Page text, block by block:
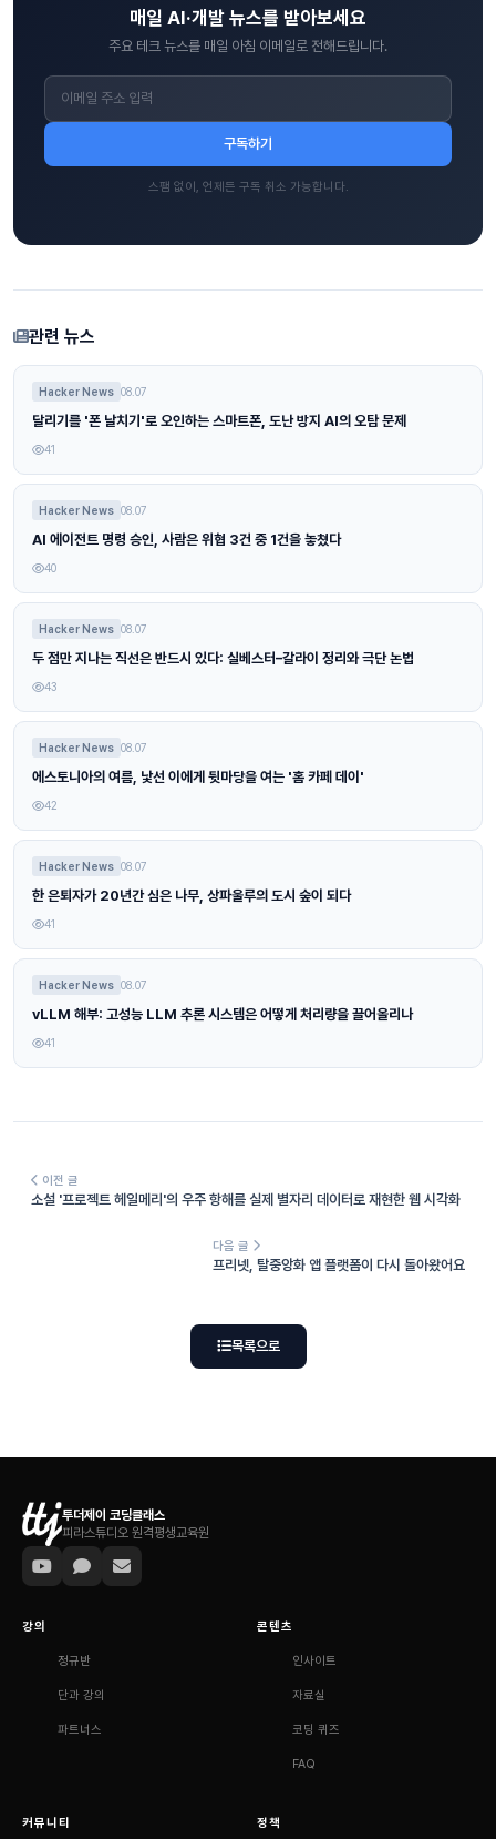
매일 AI·개발 뉴스를 받아보세요
주요 테크 뉴스를 매일 아침 이메일로 전해드립니다.
구독하기
스팸 없이, 언제든 구독 취소 가능합니다.
관련 뉴스
Hacker News 08.07
달리기를 '폰 날치기'로 오인하는 스마트폰, 도난 방지 AI의 오탐 문제
41
Hacker News 08.07
AI 에이전트 명령 승인, 사람은 위협 3건 중 1건을 놓쳤다
40
Hacker News 08.07
두 점만 지나는 직선은 반드시 있다: 실베스터–갈라이 정리와 극단 논법
43
Hacker News 08.07
에스토니아의 여름, 낯선 이에게 뒷마당을 여는 '홈 카페 데이'
42
Hacker News 08.07
한 은퇴자가 20년간 심은 나무, 상파울루의 도시 숲이 되다
41
Hacker News 08.07
vLLM 해부: 고성능 LLM 추론 시스템은 어떻게 처리량을 끌어올리나
41
이전 글
소설 '프로젝트 헤일메리'의 우주 항해를 실제 별자리 데이터로 재현한 웹 시각화
다음 글
프리넷, 탈중앙화 앱 플랫폼이 다시 돌아왔어요
목록으로
투더제이 코딩클래스
피라스튜디오 원격평생교육원
강의
정규반
단과 강의
파트너스
콘텐츠
인사이트
자료실
코딩 퀴즈
FAQ
커뮤니티 정책